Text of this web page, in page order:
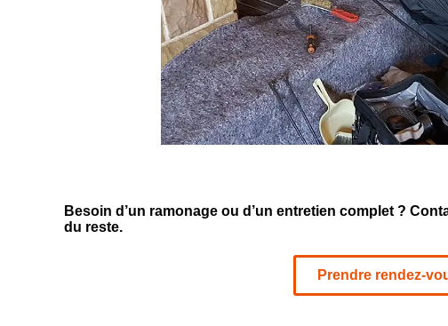
Besoin d’un ramonage ou d’un entretien complet ?
du reste.
Prendre rendez-